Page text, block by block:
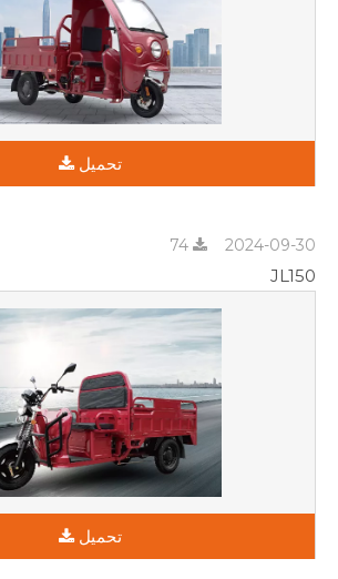
تحميل
2024-09-30
JL150
تحميل